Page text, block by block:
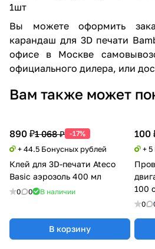
1шт
Вы можете оформить
карандаш для 3D печати
офисе в Москве
официального дилера, или
Вам также может
890 ₽1 068 ₽ -17%
+ 44.5 Бонусных рублей
Клей для 3D-печати Ateco
Basic аэрозоль 400 мл
0 0 В наличии
В корзину
100
+
100
0